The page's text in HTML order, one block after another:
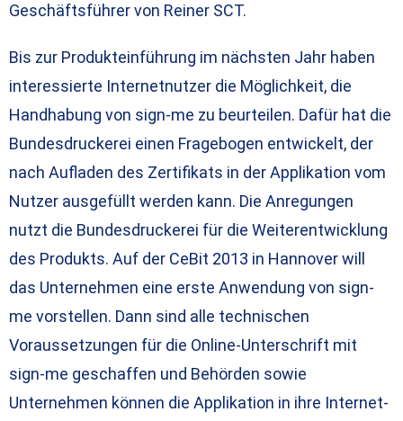
Geschäftsführer von Reiner SCT.
Bis zur Produkteinführung im nächsten Jahr haben
interessierte Internetnutzer die Möglichkeit, die
Handhabung von sign-me zu beurteilen. Dafür hat die
Bundesdruckerei einen Fragebogen entwickelt, der
nach Aufladen des Zertifikats in der Applikation vom
Nutzer ausgefüllt werden kann. Die Anregungen
nutzt die Bundesdruckerei für die Weiterentwicklung
des Produkts. Auf der CeBit 2013 in Hannover will
das Unternehmen eine erste Anwendung von sign-
me vorstellen. Dann sind alle technischen
Voraussetzungen für die Online-Unterschrift mit
sign-me geschaffen und Behörden sowie
Unternehmen können die Applikation in ihre Internet-